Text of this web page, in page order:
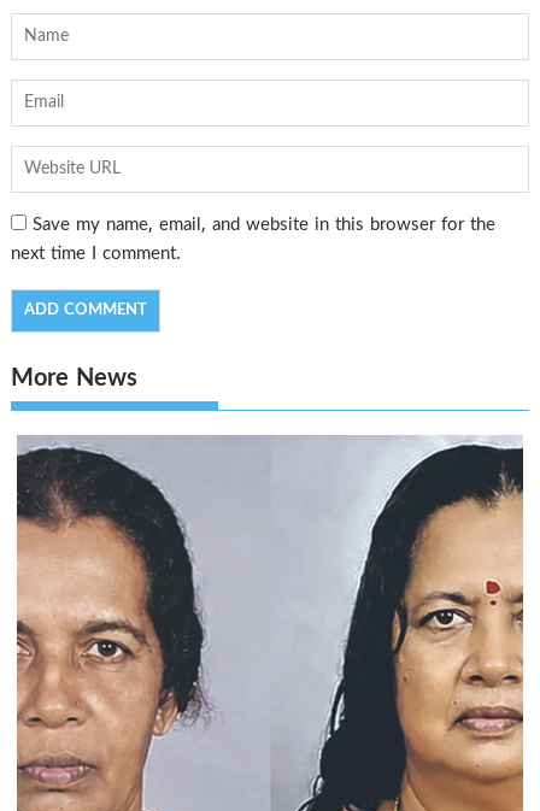
Save my name, email, and website in this browser for the
next time I comment.
More News